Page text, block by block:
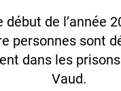
début de l’année
personnes sont
dans les
Vaud.